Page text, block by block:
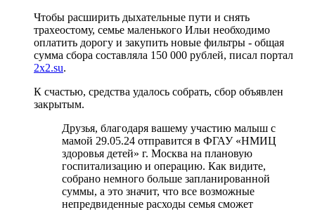
Чтобы расширить дыхательные пути и снять
трахеостому, семье маленького Ильи необходимо
оплатить дорогу и закупить новые фильтры - общая
сумма сбора составляла 150 000 рублей, писал портал
2x2.su.
К счастью, средства удалось собрать, сбор объявлен
закрытым.
Друзья, благодаря вашему участию малыш с
мамой 29.05.24 отправится в ФГАУ «НМИЦ
здоровья детей» г. Москва на плановую
госпитализацию и операцию. Как видите,
собрано немного больше запланированной
суммы, а это значит, что все возможные
непредвиденные расходы семья сможет